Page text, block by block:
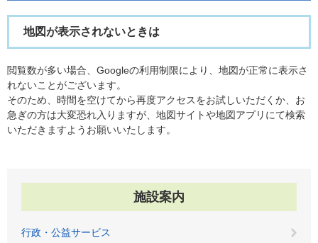
地図が表示されないときは
閲覧数が多い場合、Googleの利用制限により、地図が正常に表示さ
れないことがございます。
そのため、時間を空けてから再度アクセスをお試しいただくか、お
急ぎの方は大変恐れ入りますが、地図サイトや地図アプリにて検索
いただきますようお願いいたします。
施設案内
行政・公益サービス